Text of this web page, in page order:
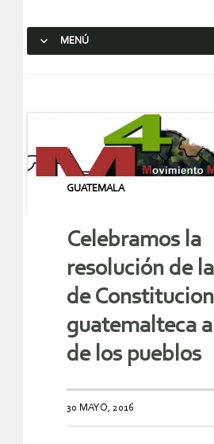
MENÚ
GUATEMALA
Celebramos la
resolución de
de
guatemalteca
de los pueblos
30 MAYO, 2016